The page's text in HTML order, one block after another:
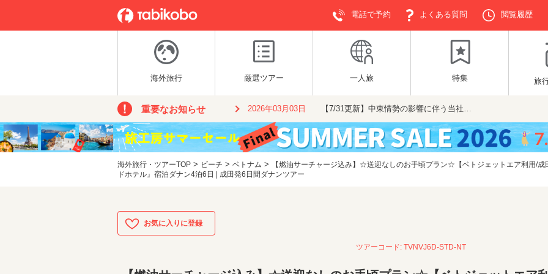
電話で予約 よくある質問 閲覧履歴
海外旅行 厳選ツアー 一人旅 特集 旅
重要なお知らせ 2026年03月03日 【7/31更新】中東情勢の影響に伴う当社…
海外旅行・ツアーTOP > ビーチ > ベトナム >
【燃油サーチャージ込み】☆送迎なしのお手頃プラン☆【ベトジェットエア利用/
ドホテル』宿泊ダナン4泊6日 | 成田発6日間ダナンツアー
ツアーコード: TVNVJ6D-STD-NT